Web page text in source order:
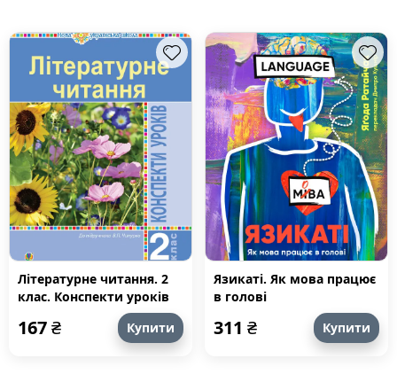
Літературне читання. 2
клас. Конспекти уроків
(до підручника Чипурко
В.) НУШ
167₴ Купити
Язикаті. Як мова працює
в голові
311 ₴ Купити